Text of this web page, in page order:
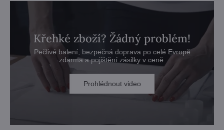
Křehké zboží? Žádný problém!
Pečlivé balení, bezpečná doprava po celé Evropě
zdarma a pojištění zásilky v ceně.
Prohlédnout video